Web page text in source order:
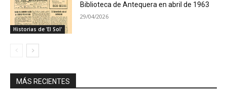
Historias de 'El Sol'
Biblioteca de Antequera en abril de 1963
29/04/2026
MÁS RECIENTES